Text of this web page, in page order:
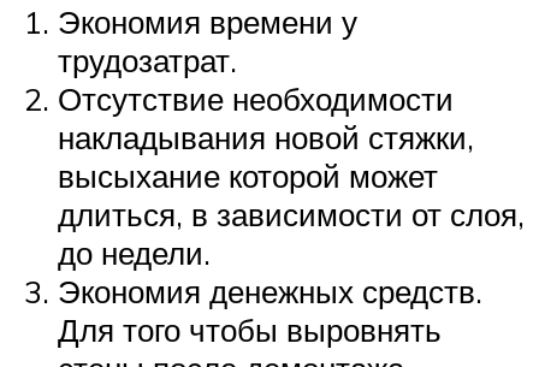
Экономия времени у
трудозатрат.
Отсутствие необходимости
накладывания новой стяжки,
высыхание которой может
длиться, в зависимости от слоя,
до недели.
Экономия денежных средств.
Для того чтобы выровнять